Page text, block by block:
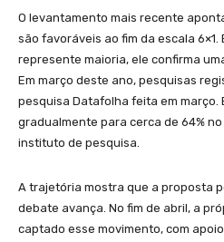
O levantamento mais recente
são favoráveis ao fim da escala 6×1.
represente maioria, ele confirma
Em março deste ano, pesquisas
pesquisa Datafolha feita em março.
gradualmente para cerca de 64%
instituto de pesquisa.
A trajetória mostra que a proposta
debate avança. No fim de abril, a
captado esse movimento, com